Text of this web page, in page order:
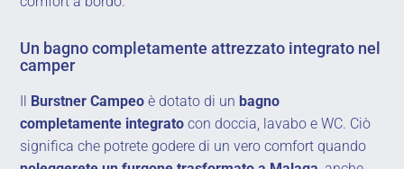
Un bagno completamente attrezzato integrato nel
camper
Il Burstner Campeo è dotato di unbagno
completamente integrato con doccia, lavabo e WC. Ciò
significa che potrete godere di un vero comfort quando